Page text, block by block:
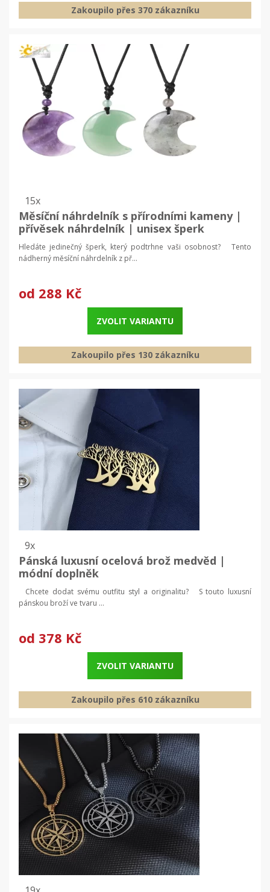
Zakoupilo přes 370 zákazníku
15x
Měsíční náhrdelník s přírodními kameny |
přívěsek náhrdelník | unisex šperk
Hledáte jedinečný šperk, který podtrhne vaši osobnost? Tento
nádherný měsíční náhrdelník z př...
od 288 Kč
ZVOLIT VARIANTU
Zakoupilo přes 130 zákazníku
9x
Pánská luxusní ocelová brož medvěd |
módní doplněk
Chcete dodat svému outfitu styl a originalitu? S touto luxusní
pánskou broží ve tvaru ...
od 378 Kč
ZVOLIT VARIANTU
Zakoupilo přes 610 zákazníku